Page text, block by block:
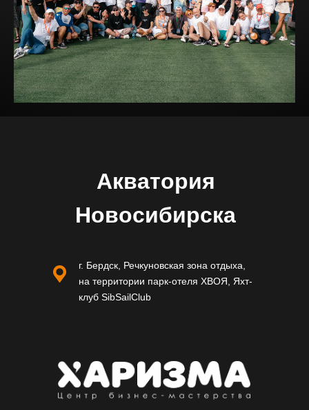
Акватория
Новосибирска
г. Бердск, Речкуновская зона отдыха,
на территории парк-отеля ХВОЯ, Яхт-
клуб SibSailClub